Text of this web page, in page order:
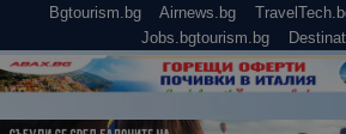
Bgtourism.bg Airnews.bg
Jobs.bgtourism.bg